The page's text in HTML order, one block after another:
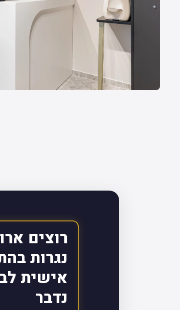
רוצים
נגרות
אישית
נדבר